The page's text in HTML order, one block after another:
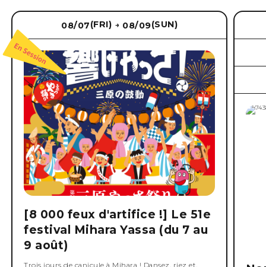
08/07(FRI) → 08/09(SUN)
[8 000 feux d'artifice !] Le 51e
festival Mihara Yassa (du 7 au
9 août)
Trois jours de canicule à Mihara ! Dansez, riez et,